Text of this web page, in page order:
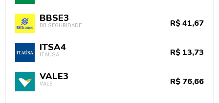
BBSE3
BB SEGURIDADE R$ 41,67
ITSA4
ITAÚSA R$ 13,73
VALE3
VALE R$ 76,66